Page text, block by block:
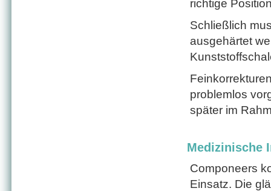
richtige
Schließlich
ausgehärtet
problemlos
später im
Medizinische
Componeers
Einsatz. Die